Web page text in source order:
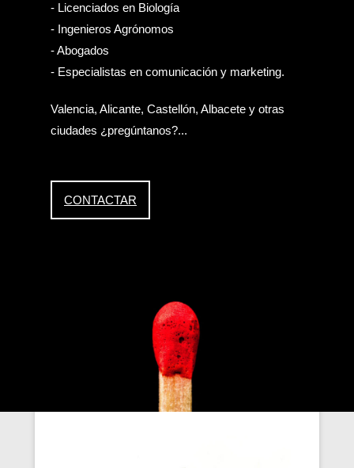
- Licenciados en Biología
- Ingenieros Agrónomos
- Abogados
- Especialistas en comunicación y marketing.
Valencia, Alicante, Castellón, Albacete y otras
ciudades ¿pregúntanos?...
CONTACTAR